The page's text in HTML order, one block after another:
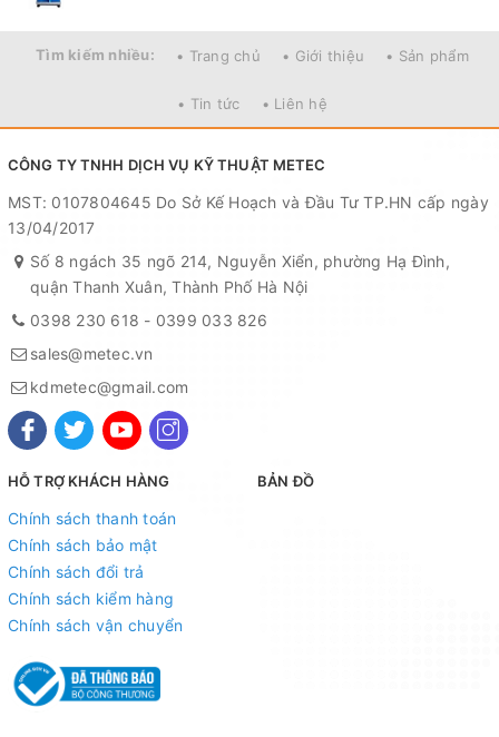
+ Sử dụng màn hình LED xanh loại siêu sáng, cho tầm nhìn vượt
Sử dụng điện 220V để nạp lại ắc quy.
+ Cân chạy 2 nguồn điện song song là điện lưới và dòng ắc quy
trong cân.
+ Cột inox bàn cân cao 60cm.
x 60cm, 60cm x 80cm.
+ Thiết kế với 4 chân tăng giảm dưới đáy cân giúp làm thăng
bằng ngay cả khi đặt dưới địa hình không bằng phẳng.
2. Các chức năng của
điện tử DIGI
+ Với nhiều chức năng đơn vị để lựa chọn như : Kg, g, lb, hl.
+ Chức năng về 0 khi khởi động cân.
+ Chức năng cộng dồn giá trị cân.
+ Chức năng thông báo ổn định số cân.
Tìm kiếm nhiều: • Trang chủ • Giới thiệu • Sản phẩm
• Tin tức • Liên hệ
CÔNG TY TNHH DỊCH VỤ KỸ THUẬT METEC
MST: 0107804645 Do Sở Kế Hoạch và Đầu Tư TP.HN cấp ngày
13/04/2017
Số 8 ngách 35 ngõ 214, Nguyễn Xiển, phường Hạ Đình,
quận Thanh Xuân, Thành Phố Hà Nội
0398 230 618 - 0399 033 826
sales@metec.vn
kdmetec@gmail.com
HỖ TRỢ KHÁCH HÀNG
Chính sách thanh toán
Chính sách bảo mật
Chính sách đổi trả
Chính sách kiểm hàng
Chính sách vận chuyển
BẢN ĐỒ